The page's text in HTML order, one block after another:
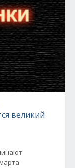
великий
-